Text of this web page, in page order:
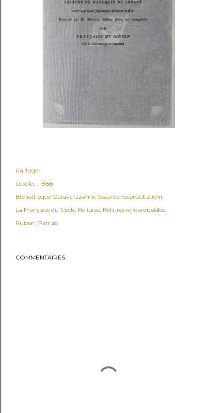
Partager
Libellés : 1888
Bibliothèque Octave Uzanne (essai de reconstitution)
La Française du Siècle Reliures Reliures remarquables
Ruban (Petrus)
COMMENTAIRES